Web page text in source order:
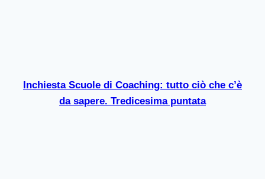
Inchiesta Scuole di Coaching: tutto ciò che c’è
da sapere. Tredicesima puntata